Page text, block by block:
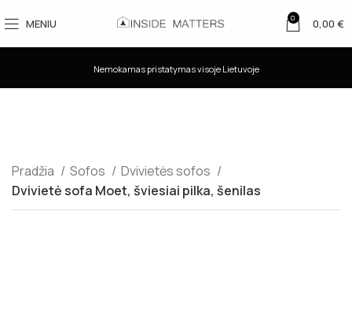
MENIU 0 0,00 €
Nemokamas pristatymas visoje Lietuvoje
Pradžia Sofos
Dvivietės sofos
Dvivietė sofa Moet, šviesiai pilka, šenilas